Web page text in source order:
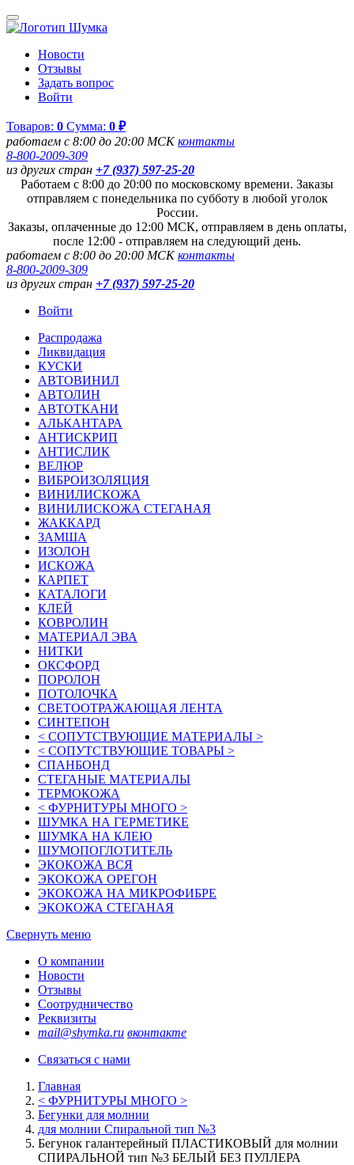
Новости
Отзывы
Задать вопрос
Войти
Товаров: 0 Сумма: 0 ₽
работаем с 8:00 до 20:00 МСКконтакты
8-800-2009-309
из других стран +7 (937) 597-25-20
Работаем с 8:00 до 20:00 по московскому времени. Заказы
отправляем с понедельника по субботу в любой уголок
России.
Заказы, оплаченные до 12:00 МСК, отправляем в день оплаты,
после 12:00 - отправляем на следующий день.
работаем с 8:00 до 20:00 МСКконтакты
8-800-2009-309
из других стран +7 (937) 597-25-20
Войти
Распродажа
Ликвидация
КУСКИ
АВТОВИНИЛ
АВТОЛИН
АВТОТКАНИ
АЛЬКАНТАРА
АНТИСКРИП
АНТИСЛИК
ВЕЛЮР
ВИБРОИЗОЛЯЦИЯ
ВИНИЛИСКОЖА
ВИНИЛИСКОЖА СТЕГАНАЯ
ЖАККАРД
ЗАМША
ИЗОЛОН
ИСКОЖА
КАРПЕТ
КАТАЛОГИ
КЛЕЙ
КОВРОЛИН
МАТЕРИАЛ ЭВА
НИТКИ
ОКСФОРД
ПОРОЛОН
ПОТОЛОЧКА
СВЕТООТРАЖАЮЩАЯ ЛЕНТА
СИНТЕПОН
< СОПУТСТВУЮЩИЕ МАТЕРИАЛЫ >
< СОПУТСТВУЮЩИЕ ТОВАРЫ >
СПАНБОНД
СТЕГАНЫЕ МАТЕРИАЛЫ
ТЕРМОКОЖА
< ФУРНИТУРЫ МНОГО >
ШУМКА НА ГЕРМЕТИКЕ
ШУМКА НА КЛЕЮ
ШУМОПОГЛОТИТЕЛЬ
ЭКОКОЖА ВСЯ
ЭКОКОЖА ОРЕГОН
ЭКОКОЖА НА МИКРОФИБРЕ
ЭКОКОЖА СТЕГАНАЯ
Свернуть меню
О компании
Новости
Отзывы
Соотрудничество
Реквизиты
mail@shymka.ru вконтакте
Связаться с нами
Главная
< ФУРНИТУРЫ МНОГО >
Бегунки для молнии
для молнии Спиральной тип №3
Бегунок галантерейный ПЛАСТИКОВЫЙ для молнии
СПИРАЛЬНОЙ тип №3 БЕЛЫЙ БЕЗ ПУЛЛЕРА